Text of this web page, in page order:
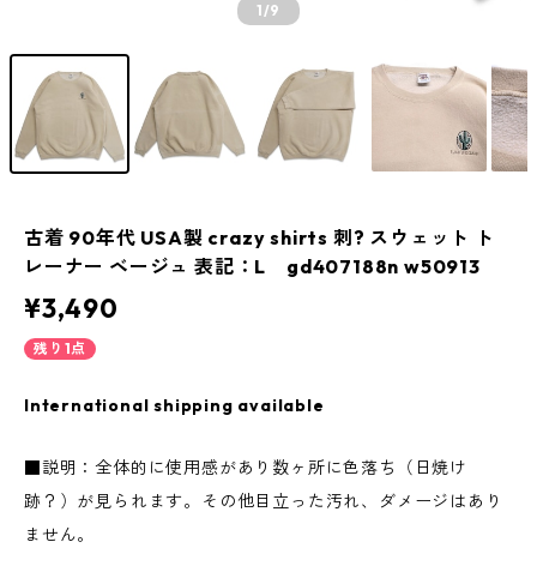
1/9
古着 90年代 USA製 crazy shirts 刺? スウェット ト
レーナー ベージュ 表記：L gd407188n w50913
¥3,490
残り1点
International shipping available
■説明：全体的に使用感があり数ヶ所に色落ち（日焼け
跡？）が見られます。その他目立った汚れ、ダメージはあり
ません。